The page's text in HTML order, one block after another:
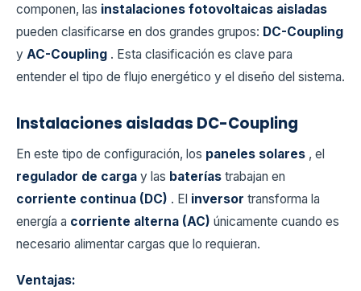
componen, las instalaciones fotovoltaicas aisladas
pueden clasificarse en dos grandes grupos: DC-Coupling
y AC-Coupling . Esta clasificación es clave para
entender el tipo de flujo energético y el diseño del sistema.
Instalaciones aisladas DC-Coupling
En este tipo de configuración, los paneles solares , el
regulador de carga y las baterías trabajan en
corriente continua (DC) . El inversor transforma la
energía a corriente alterna (AC) únicamente cuando es
necesario alimentar cargas que lo requieran.
Ventajas: